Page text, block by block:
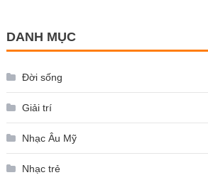
DANH MỤC
Đời sống
Giải trí
Nhạc Âu Mỹ
Nhạc trẻ